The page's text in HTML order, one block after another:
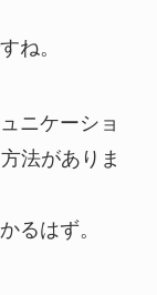
ね。
ニケーショ
法がありま
るはず。